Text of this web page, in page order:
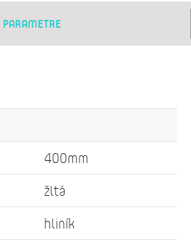
PARAMETRE
400mm
žltá
hliník